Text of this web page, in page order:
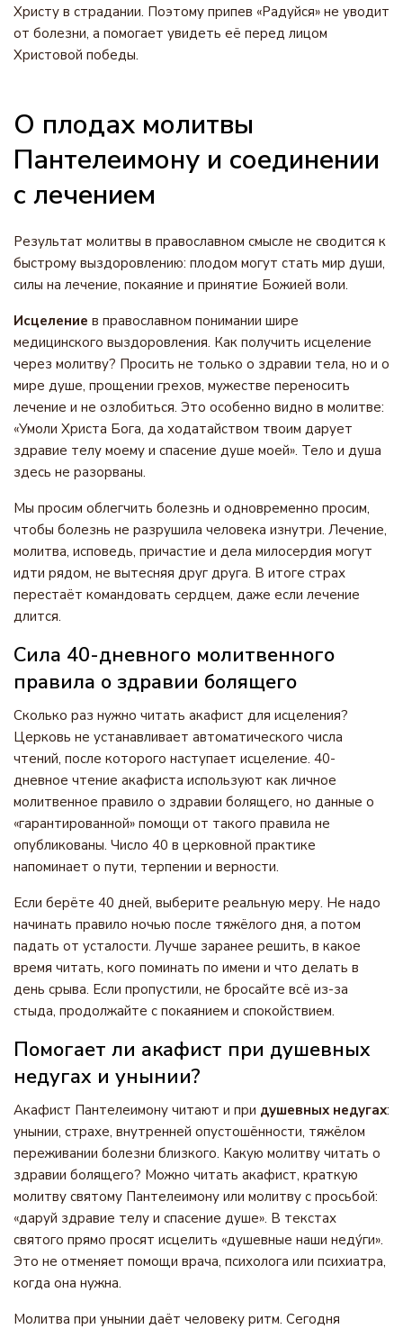
Христу в страдании. Поэтому припев «Радуйся» не уводит
от болезни, а помогает увидеть её перед лицом
Христовой победы.
О плодах молитвы
Пантелеимону и соединении
с лечением
Результат молитвы в православном смысле не сводится к
быстрому выздоровлению: плодом могут стать мир души,
силы на лечение, покаяние и принятие Божией воли.
Исцеление в православном понимании шире
медицинского выздоровления. Как получить исцеление
через молитву? Просить не только о здравии тела, но и о
мире душе, прощении грехов, мужестве переносить
лечение и не озлобиться. Это особенно видно в молитве:
«Умоли Христа Бога, да ходатайством твоим дарует
здравие телу моему и спасение душе моей». Тело и душа
здесь не разорваны.
Мы просим облегчить болезнь и одновременно просим,
чтобы болезнь не разрушила человека изнутри. Лечение,
молитва, исповедь, причастие и дела милосердия могут
идти рядом, не вытесняя друг друга. В итоге страх
перестаёт командовать сердцем, даже если лечение
длится.
Сила 40-дневного молитвенного
правила о здравии болящего
Сколько раз нужно читать акафист для исцеления?
Церковь не устанавливает автоматического числа
чтений, после которого наступает исцеление. 40-
дневное чтение акафиста используют как личное
молитвенное правило о здравии болящего, но данные о
«гарантированной» помощи от такого правила не
опубликованы. Число 40 в церковной практике
напоминает о пути, терпении и верности.
Если берёте 40 дней, выберите реальную меру. Не надо
начинать правило ночью после тяжёлого дня, а потом
падать от усталости. Лучше заранее решить, в какое
время читать, кого поминать по имени и что делать в
день срыва. Если пропустили, не бросайте всё из-за
стыда, продолжайте с покаянием и спокойствием.
Помогает ли акафист при душевных
недугах и унынии?
Акафист Пантелеимону читают и при душевных недугах:
унынии, страхе, внутренней опустошённости, тяжёлом
переживании болезни близкого. Какую молитву читать о
здравии болящего? Можно читать акафист, краткую
молитву святому Пантелеимону или молитву с просьбой:
«даруй здравие телу и спасение душе». В текстах
святого прямо просят исцелить «душевные наши неду́ги».
Это не отменяет помощи врача, психолога или психиатра,
когда она нужна.
Молитва при унынии даёт человеку ритм. Сегодня